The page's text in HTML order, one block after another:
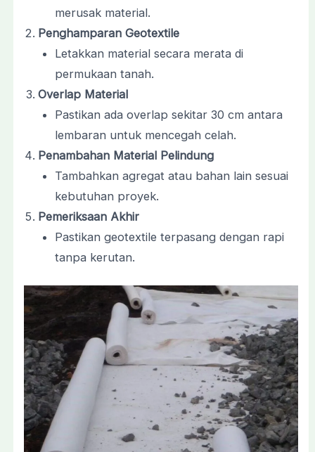
merusak material.
Penghamparan Geotextile
Letakkan material secara merata di
permukaan tanah.
Overlap Material
Pastikan ada overlap sekitar 30 cm antara
lembaran untuk mencegah celah.
Penambahan Material Pelindung
Tambahkan agregat atau bahan lain sesuai
kebutuhan proyek.
Pemeriksaan Akhir
Pastikan geotextile terpasang dengan rapi
tanpa kerutan.